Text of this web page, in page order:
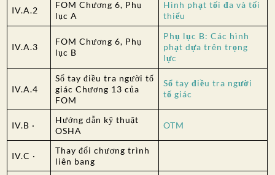
IV.A.2
FOM Chương 6, Phụ
lục A
Hình phạt tối đa và tối
thiểu
IV.A.3
FOM Chương 6, Phụ
lục B
Phụ lục B: Các hình
phạt dựa trên trọng
lực
IV.A.4
Sổ tay điều tra người tố
giác Chương 13 của
FOM
Sổ tay điều tra người
tố giác
IV.B ·
Hướng dẫn kỹ thuật
OSHA
OTM
IV.C ·
Thay đổi chương trình
liên bang